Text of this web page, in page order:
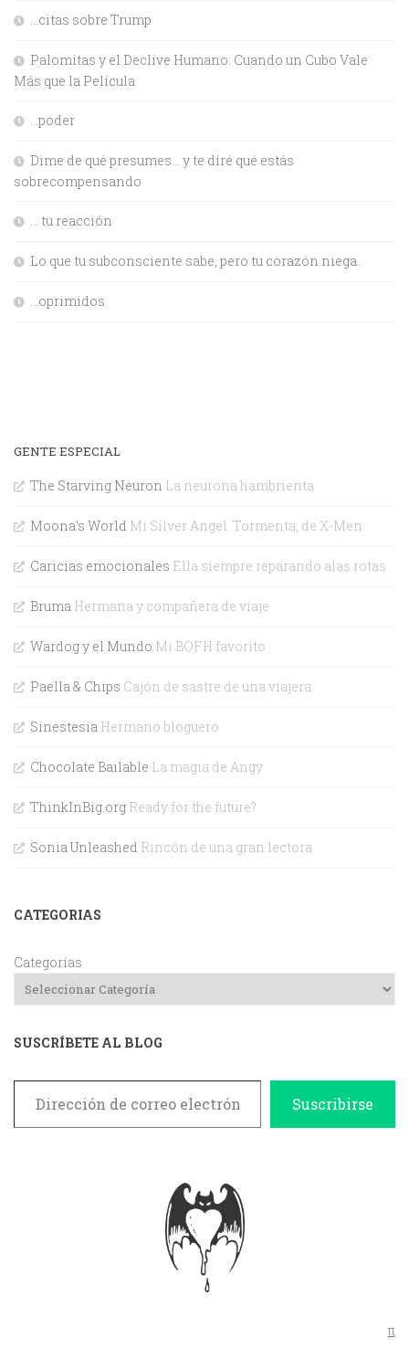
…citas sobre Trump
Palomitas y el Declive Humano: Cuando un Cubo Vale
Más que la Película
…poder
Dime de qué presumes… y te diré qué estás
sobrecompensando
… tu reacción
Lo que tu subconsciente sabe, pero tu corazón niega.
…oprimidos
GENTE ESPECIAL
The Starving Neuron La neurona hambrienta
Moona's World Mi Silver Angel. Tormenta, de X-Men
Caricias emocionales Ella siempre reparando alas rotas
Bruma Hermana y compañera de viaje
Wardog y el Mundo Mi BOFH favorito
Paella & Chips Cajón de sastre de una viajera
Sinestesia Hermano bloguero
Chocolate Bailable La magia de Angy
ThinkInBig.org Ready for the future?
Sonia Unleashed Rincón de una gran lectora
CATEGORIAS
Categorías
SUSCRÍBETE AL BLOG
Dirección de correo electrónico
Suscribirse
π